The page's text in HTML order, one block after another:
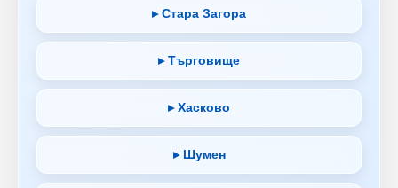
▸ Стара Загора
▸ Търговище
▸ Хасково
▸ Шумен